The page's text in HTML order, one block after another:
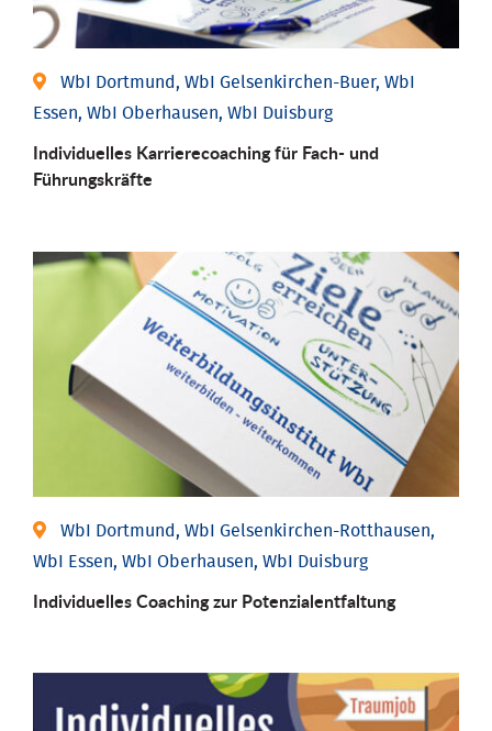
WbI Dortmund, WbI Gelsenkirchen-Buer, WbI
Essen, WbI Oberhausen, WbI Duisburg
Individu­elles Karrierecoaching für Fach-­ und
Führungs­kräfte
WbI Dortmund, WbI Gelsenkirchen-Rotthausen,
WbI Essen, WbI Oberhausen, WbI Duisburg
Individuelles Coaching zur Potenzialentfaltung